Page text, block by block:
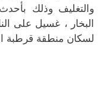
والتغليف وذلك
البخار ، غسيل على
لسكان منطقة قرطبة